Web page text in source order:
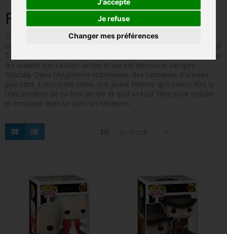
Je refuse
Changer mes préférences
FIGURINES POP MANGA
FIGURINES POP DISNEY
FIGURINES POP MARVEL
FIGURINES POP MUSIQUE
FIGURINES POP SÉRIE TV
FIGURINES POP SPORTS
FIGURINES POP HARRY POTTER
FIGURINES POP STAR WARS
FIGURINES POP STRANGER THINGS
Figurines Pop Dracula
Dracula est un film de Francis Ford Coppola inspiré du très
célèbre roman de Bram Stocker. Il raconte l'histoire du conte Vlad
Tepes qui a vendu son âme au diable pour se venger des ennemis
qui avaient tué sa bien-aimée et qui est devenu le vampire
Dracula. Dans l'Angleterre victorienne, des centaines d'années
plus tard, il rencontre Mina, une jeune femme qu'il pense être la
réincarnation de sa bien aimée et qu'il va tout faire pour séduire
et entrainer avec lui dans les ténèbres.